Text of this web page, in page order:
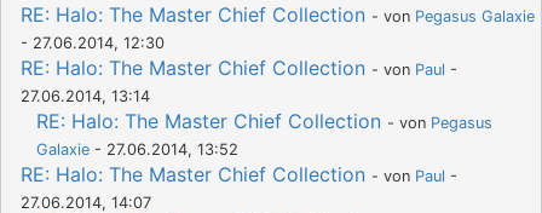
RE: Halo: The Master Chief Collection - von Pegasus Galaxie
- 27.06.2014, 12:30
RE: Halo: The Master Chief Collection - von Paul -
27.06.2014, 13:14
RE: Halo: The Master Chief Collection - von Pegasus
Galaxie - 27.06.2014, 13:52
RE: Halo: The Master Chief Collection - von Paul -
27.06.2014, 14:07